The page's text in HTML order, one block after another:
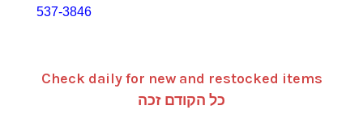
537-3846
Check daily for new and restocked items
כל הקודם זכה